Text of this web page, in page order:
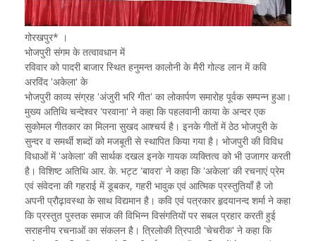
गोरखपुर* ।
भोजपुरी संगम के तत्वावधान में
रविवार को पादरी बाजार स्थित हनुमन्त कालोनी के मैरी गोल्ड लान में कवि
अरविंद 'अकेला' के
भोजपुरी काव्य संग्रह 'अंजुरी भरि गीत' का लोकार्पण समारोह पूर्वक सम्पन्न हुआ।
मुख्य अतिथि चन्देश्वर 'परवाना' ने कहा कि पहलवानी काया के अन्दर एक
सुकोमल गीतकार का मिलना सुखद आश्चर्य है। इनके गीतों में ठेठ भोजपुरी के
सुन्दर व समर्थी शब्दों को मजबूती से स्थापित किया गया है। भोजपुरी की विविध
विधाओं में 'अकेला' की सार्थक दखल इनके गायक व्यक्तित्व को भी उजागर करती
है। विशिष्ट अतिथि आर. के. भट्ट 'बावरा' ने कहा कि 'अकेला' की रचनाएं प्रेम
एवं संवेदना की गहराई में डूबकर, गहरी भावुक एवं आत्मिक प्रस्तु‌तियाँ है जो
अपनी प्रौढ़ावस्था के साथ विद्यमान है। कवि एवं पत्रकार हृदयानन्द शर्मा ने कहा
कि प्रस्तुत पुस्तक समाज की विभिन्न विसंगतियों पर सबल प्रहार करती हुई
सराहनीय रचनाओं का संकलन है। त्रिलोकी त्रिपाठी 'चेचरीक' ने कहा कि